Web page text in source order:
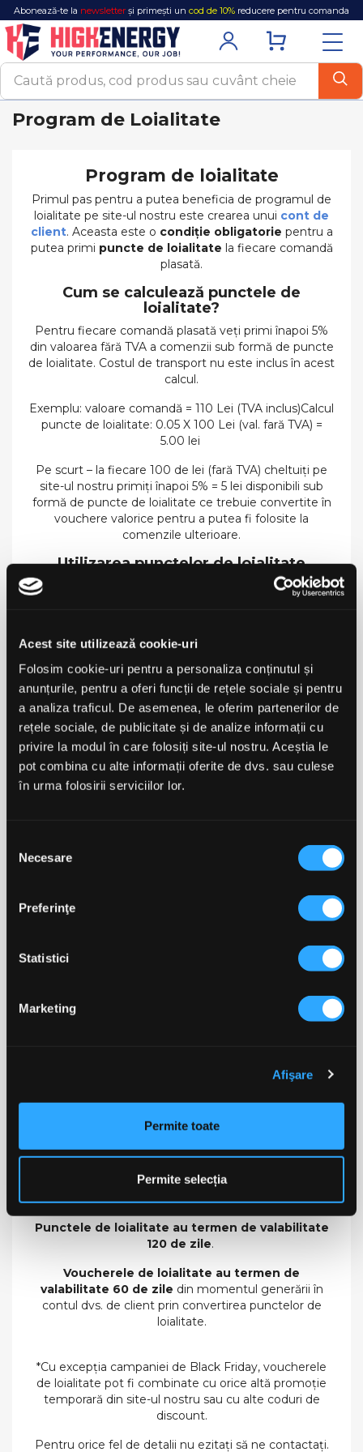
Acest site utilizează cookie-uri
Folosim cookie-uri pentru a personaliza conținutul și
anunțurile, pentru a oferi funcții de rețele sociale și pentru
a analiza traficul. De asemenea, le oferim partenerilor de
rețele sociale, de publicitate și de analize informații cu
privire la modul în care folosiți site-ul nostru. Aceștia le
pot combina cu alte informații oferite de dvs. sau culese
în urma folosirii serviciilor lor.
consimțământului
Necesare
Preferinţe
Statistici
Marketing
Afişare
Permite toate
Permite selecția
Abonează-te la newsletter și primești un cod de 10% reducere pentru comanda
ta!
Program de Loialitate
Program de loialitate
Primul pas pentru a putea beneficia de programul de
loialitate pe site-ul nostru este crearea unui cont de
client. Aceasta este o condiție obligatorie pentru a
putea primi puncte de loialitate la fiecare comandă
plasată.
Cum se calculează punctele de
loialitate?
Pentru fiecare comandă plasată veți primi înapoi 5%
din valoarea fără TVA a comenzii sub formă de puncte
de loialitate. Costul de transport nu este inclus în acest
calcul.
Exemplu: valoare comandă = 110 Lei (TVA inclus)Calcul
puncte de loialitate: 0.05 X 100 Lei (val. fară TVA) =
5.00 lei
Pe scurt – la fiecare 100 de lei (fară TVA) cheltuiți pe
site-ul nostru primiți înapoi 5% = 5 lei disponibili sub
formă de puncte de loialitate ce trebuie convertite în
vouchere valorice pentru a putea fi folosite la
comenzile ulterioare.
Utilizarea punctelor de loialitate
Pentru a vedea punctele de loialitate aferente
comenzilor dumneavoastră trebuie să mergeți în
secțiunea puncte loialitate
În cazul comenzilor plătite cu cardul, punctele de
loialitate vor fi disponibile imediat pentru a fi
convertite într-un voucher valoric. În cazul comenzilor
ramburs, veți putea converti punctele în voucherul
valoric după recepționarea și achitarea comenzii.
ATENȚIE:
Valoarea voucherelor de loialitate aplicate
unei singure comenzi nu poate depăși 20% din
valoarea totală a comenzii.
să o convertiți în voucher valoric și apăsați butonul
SALVEAZĂ. Astfel veți genera voucherul valoric pe
ce ați adăugat toate produsele pe care le doriți în coș.
În situația în care voucherul de loialitate depășește
putea fi folosit. În schimb, puteți utiliza mai multe
vouchere valorice în aceeași comandă, atât timp cât
După transformarea punctelor mergeți în secțiunea
este nevoie să îl copiați, acesta vă va apărea automat
în pagina de plată când doriți să finalizați următoarea
dumneavoastră.
Notă:
Punctele de loialitate au termen de valabilitate
120 de zile.
Voucherele de loialitate au termen de
valabilitate 60 de zile din momentul generării în
contul dvs. de client prin convertirea punctelor de
loialitate.
*Cu excepția campaniei de Black Friday, voucherele
de loialitate pot fi combinate cu orice altă promoție
temporară din site-ul nostru sau cu alte coduri de
discount.
Pentru orice fel de detalii nu ezitați să ne contactați.